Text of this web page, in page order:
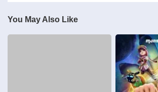
You May Also Like